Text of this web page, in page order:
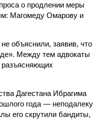
о продлении меры
Магомеду Омарову и
объяснили, заявив, что
Между тем адвокаты
разъясняющих
Дагестана Ибрагима
года — неподалеку
его скрутили бандиты,